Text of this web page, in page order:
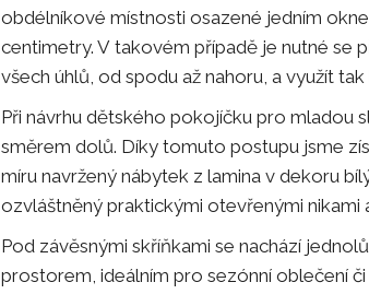
obdélníkové místnosti osazené jedním
centimetry. V takovém případě je nutné se
všech úhlů, od spodu až nahoru, a využít
Při návrhu dětského pokojíčku pro mladou
směrem dolů. Díky tomuto postupu jsme
míru navržený nábytek z lamina v dekoru
ozvláštněný praktickými otevřenými nikami
Pod závěsnými skříňkami se nachází
prostorem, ideálním pro sezónní oblečení